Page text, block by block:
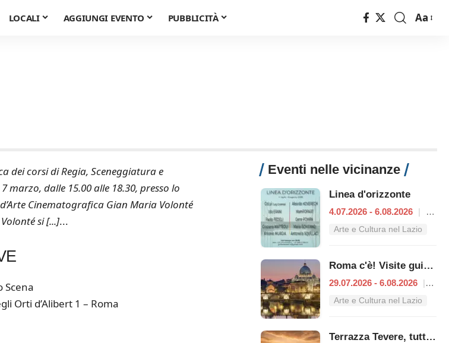
LOCALI AGGIUNGI EVENTO PUBBLICITÀ
Font
Aa
dei corsi di Regia, Sceneggiatura e
dalle 15.00 alle 18.30, presso lo
Cinematografica Gian Maria Volonté
si [...]...
Scena
Orti d’Alibert 1 – Roma
Eventi nelle vicinanze
Linea d'orizzonte
4.07.2026 - 6.08.2026 |
Arte e Cultura nel Lazio
Roma c'è! Visite guidate (anche per bambini) dal 29 luglio al 6 agosto 2026
29.07.2026 - 6.08.2026 |
Arte e Cultura nel Lazio
Terrazza Tevere, tutti i concerti dal 3 al 9 agosto